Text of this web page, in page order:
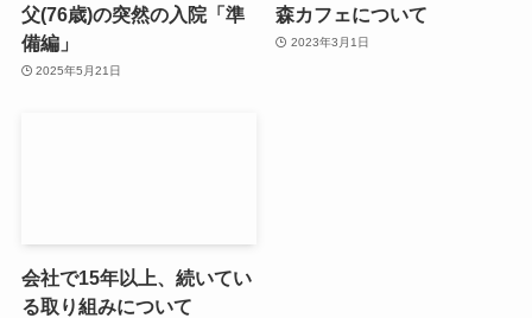
父(76歳)の突然の入院「準
備編」
2025年5月21日
森カフェについて
2023年3月1日
会社で15年以上、続いてい
る取り組みについて